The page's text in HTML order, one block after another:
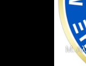
Μ.